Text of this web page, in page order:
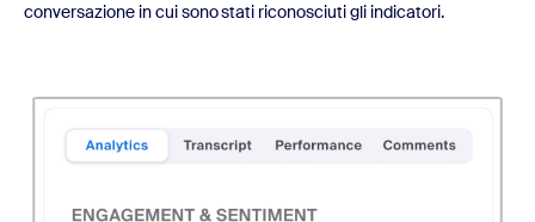
conversazione in cui sono stati riconosciuti gli indicatori.